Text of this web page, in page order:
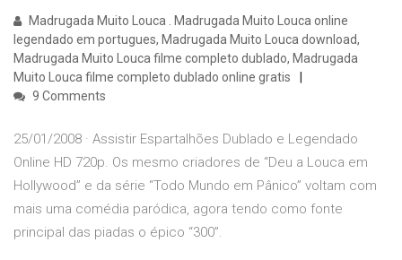
Madrugada Muito Louca . Madrugada Muito Louca online
legendado em portugues, Madrugada Muito Louca download,
Madrugada Muito Louca filme completo dublado, Madrugada
Muito Louca filme completo dublado online gratis
9 Comments
25/01/2008 · Assistir Espartalhões Dublado e Legendado
Online HD 720p. Os mesmo criadores de “Deu a Louca em
Hollywood” e da série “Todo Mundo em Pânico” voltam com
mais uma comédia paródica, agora tendo como fonte
principal das piadas o épico “300”.